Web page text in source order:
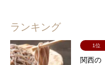
ランキング
1位
関西の